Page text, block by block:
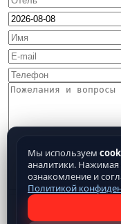
Мы используем
аналитики.
ознакомление и
Политикой